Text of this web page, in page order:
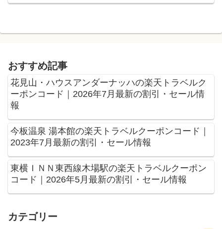
おすすめ記事
花見山・ハウスアンダーナッハの楽天トラベルク
ーポンコード｜2026年7月最新の割引・セール情
報
今板温泉 湯本館の楽天トラベルクーポンコード｜
2023年7月最新の割引・セール情報
東横ＩＮＮ東西線木場駅の楽天トラベルクーポン
コード｜2026年5月最新の割引・セール情報
カテゴリー